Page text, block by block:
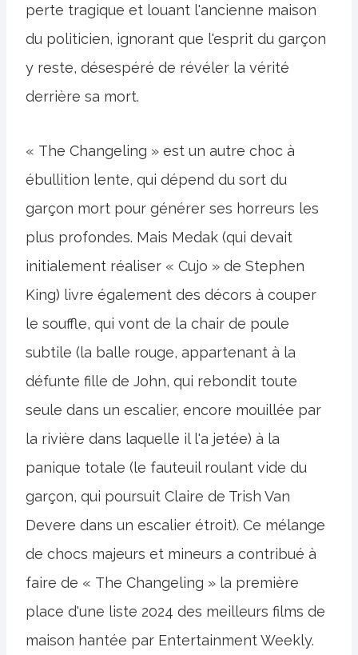
perte tragique et louant l'ancienne maison
du politicien, ignorant que l'esprit du garçon
y reste, désespéré de révéler la vérité
derrière sa mort.
« The Changeling » est un autre choc à
ébullition lente, qui dépend du sort du
garçon mort pour générer ses horreurs les
plus profondes. Mais Medak (qui devait
initialement réaliser « Cujo » de Stephen
King) livre également des décors à couper
le souffle, qui vont de la chair de poule
subtile (la balle rouge, appartenant à la
défunte fille de John, qui rebondit toute
seule dans un escalier, encore mouillée par
la rivière dans laquelle il l'a jetée) à la
panique totale (le fauteuil roulant vide du
garçon, qui poursuit Claire de Trish Van
Devere dans un escalier étroit). Ce mélange
de chocs majeurs et mineurs a contribué à
faire de « The Changeling » la première
place d'une liste 2024 des meilleurs films de
maison hantée par Entertainment Weekly.